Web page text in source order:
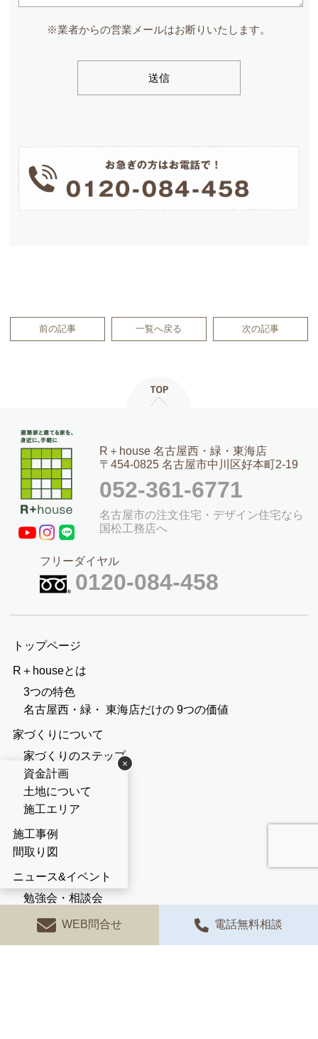
※業者からの営業メールはお断りいたします。
前の記事 一覧へ戻る 次の記事
R＋house 名古屋西・緑・東海店
〒454-0825 名古屋市中川区好本町2-19
052-361-6771
名古屋市の注文住宅・デザイン住宅なら
国松工務店へ
フリーダイヤル
0120-084-458
トップページ
R＋houseとは
3つの特色
名古屋西・緑・ 東海店だけの 9つの価値
家づくりについて
家づくりのステップ
資金計画
土地について
施工エリア
施工事例
間取り図
ニュース&イベント
勉強会・相談会
つぶやき
コラム
WEB問合せ 電話無料相談
×